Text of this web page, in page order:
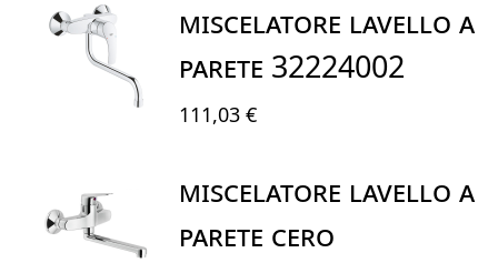
MISCELATORE LAVELLO A
PARETE 32224002
111,03 €
MISCELATORE LAVELLO A
PARETE CERO